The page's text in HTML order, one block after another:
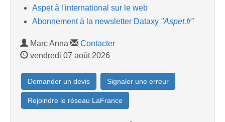
Aspet à l'international sur le web
Abonnement à la newsletter Dataxy "Aspet.fr"
Marc Anna
Contacter
vendredi 07 août 2026
Demander un devis Signaler une erreur
Rejoindre le réseau LaFrance